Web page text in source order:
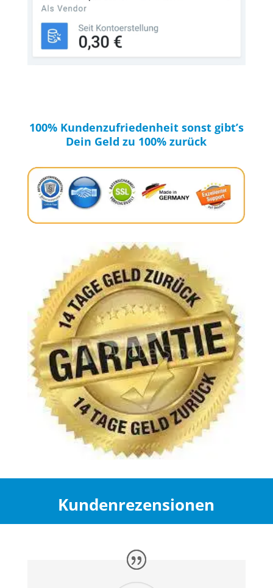
100% Kundenzufriedenheit sonst gibt’s
Dein Geld zu 100% zurück
Kundenrezensionen